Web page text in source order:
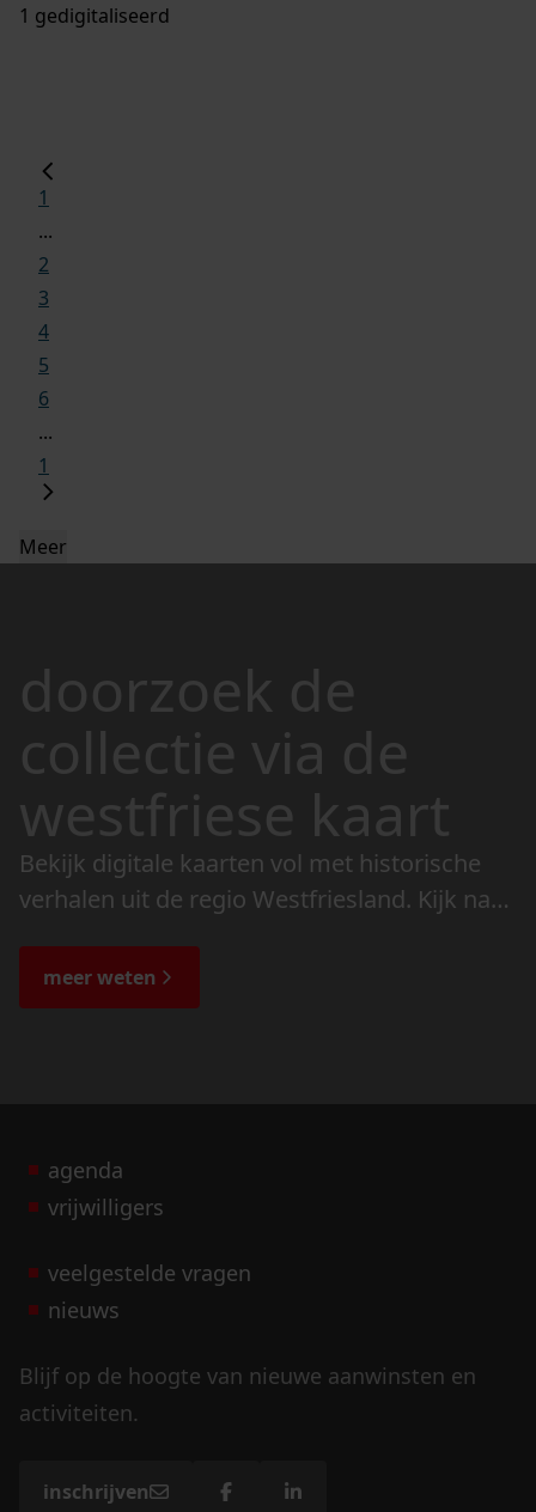
1 gedigitaliseerd
1
...
2
3
4
5
6
...
1
Meer
doorzoek de
collectie via de
westfriese kaart
Bekijk digitale kaarten vol met historische
verhalen uit de regio Westfriesland. Kijk naar
de bijzondere verhalen.
meer weten
agenda
vrijwilligers
veelgestelde vragen
nieuws
Blijf op de hoogte van nieuwe aanwinsten en
activiteiten.
inschrijven